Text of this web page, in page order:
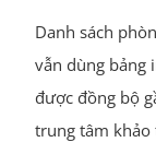
Danh sách
vẫn dùng bảng
được đồng bộ
trung tâm khảo